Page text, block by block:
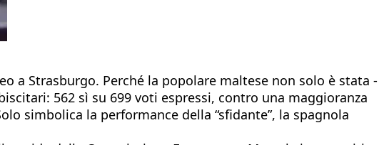
a Strasburgo. Perché la popolare maltese non solo è stata -
562 sì su 699 voti espressi, contro una maggioranza
simbolica la performance della “sfidante”, la spagnola